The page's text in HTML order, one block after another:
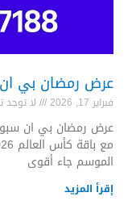
عرض رمضان بي
فبراير 17, 2026 لا توجد
عرض رمضان بي ان
الموسم جاء أقوى
إقرأ المزيد